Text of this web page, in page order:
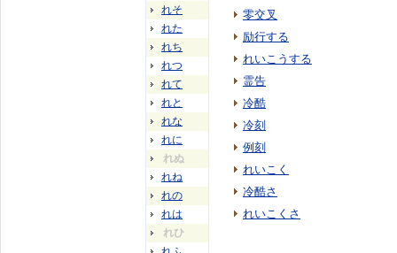
れそ
れた
れち
れつ
れて
れと
れな
れに
れぬ
れね
れの
れは
れひ
零交叉
励行する
れいこうする
霊告
冷酷
冷刻
例刻
れいこく
冷酷さ
れいこくさ